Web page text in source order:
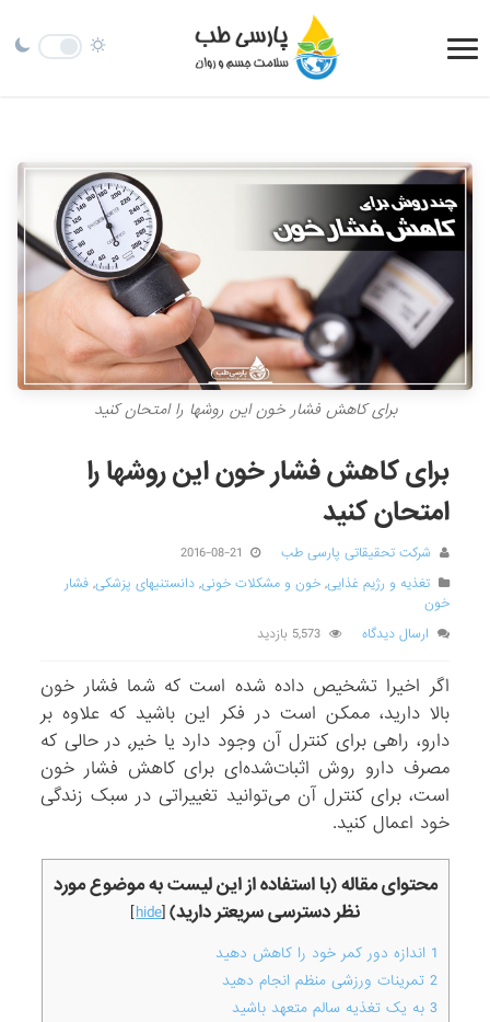
برای کاهش فشار خون این روشها را امتحان کنید
برای کاهش فشار خون این روشها را
امتحان کنید
شرکت تحقیقاتی پارسی طب
2016-08-21
تغذیه و رژیم غذایی,خون و مشکلات خونی,دانستنیهای پزشکی,فشار
خون
ارسال دیدگاه
5,573 بازدید
اگر اخیرا تشخیص داده شده است که شما فشار خون
بالا دارید، ممکن است در فکر این باشید که علاوه بر
دارو، راهی برای کنترل آن وجود دارد یا خیر٬ در حالی‌ که
مصرف دارو روش اثبات‌شده‌ای برای کاهش فشار خون
است، برای کنترل آن می‌توانید تغییراتی در سبک زندگی
خود اعمال کنید.
محتوای مقاله (با استفاده از این لیست به موضوع مورد
نظر دسترسی سریعتر دارید)[
hide
]
1 اندازه دور کمر خود را کاهش دهید
2 تمرینات ورزشی منظم انجام دهید
3 به یک تغذیه سالم متعهد باشید